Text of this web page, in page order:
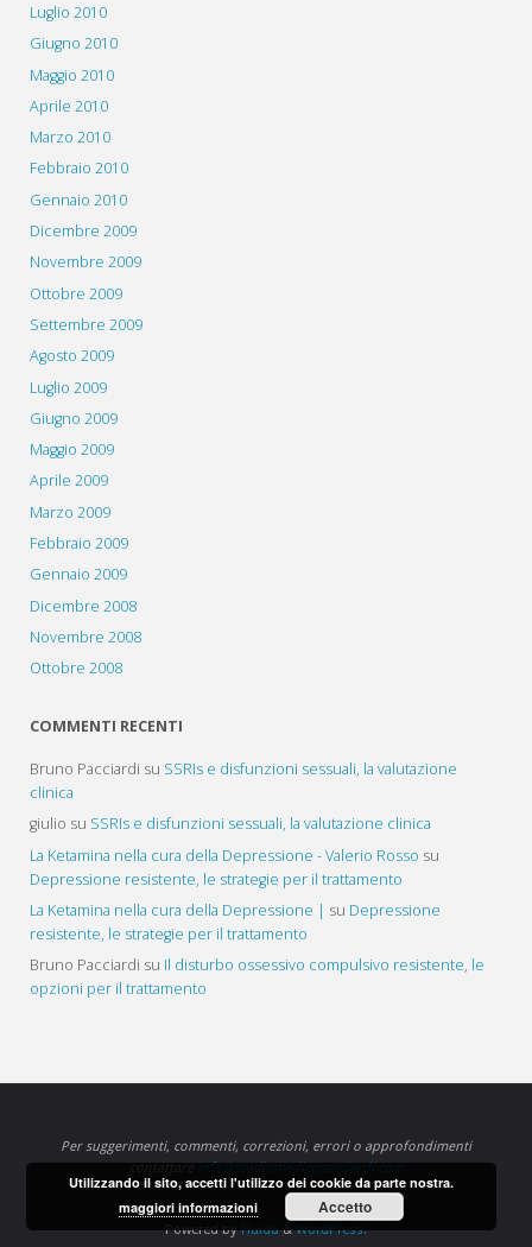
Luglio 2010
Giugno 2010
Maggio 2010
Aprile 2010
Marzo 2010
Febbraio 2010
Gennaio 2010
Dicembre 2009
Novembre 2009
Ottobre 2009
Settembre 2009
Agosto 2009
Luglio 2009
Giugno 2009
Maggio 2009
Aprile 2009
Marzo 2009
Febbraio 2009
Gennaio 2009
Dicembre 2008
Novembre 2008
Ottobre 2008
COMMENTI RECENTI
Bruno Pacciardi su SSRIs e disfunzioni sessuali, la valutazione
clinica
giulio su SSRIs e disfunzioni sessuali, la valutazione clinica
La Ketamina nella cura della Depressione - Valerio Rosso su
Depressione resistente, le strategie per il trattamento
La Ketamina nella cura della Depressione | su Depressione
resistente, le strategie per il trattamento
Bruno Pacciardi su Il disturbo ossessivo compulsivo resistente, le
opzioni per il trattamento
Per suggerimenti, commenti, correzioni, errori o approfondimenti
contattareinfo@studiomedicopacciardi.com
Powered byFluida&WordPress.
Utilizzando il sito, accetti l'utilizzo dei cookie da parte nostra.
maggiori informazioni
Accetto